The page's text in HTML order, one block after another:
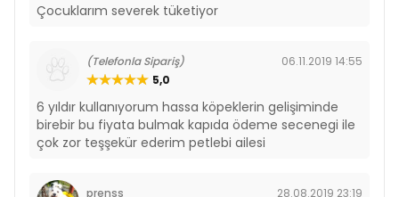
Çocuklarım severek tüketiyor
(Telefonla Sipariş)
06.11.2019 14:55
5,0
6 yıldır kullanıyorum hassa köpeklerin gelişiminde
birebir bu fiyata bulmak kapıda ödeme secenegi ile
çok zor teşşekür ederim petlebi ailesi
prenss 28.08.2019 23:19